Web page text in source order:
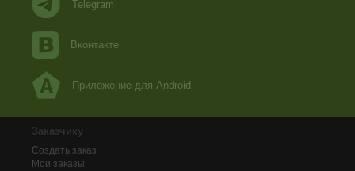
Telegram
Вконтакте
Приложение для Android
Заказчику
Создать заказ
Мои заказы